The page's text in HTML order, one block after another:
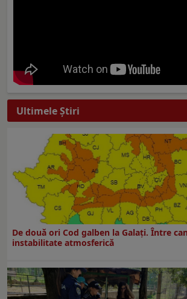
Ultimele Ştiri
De două ori Cod galben la Galaţi. Între
instabilitate atmosferică